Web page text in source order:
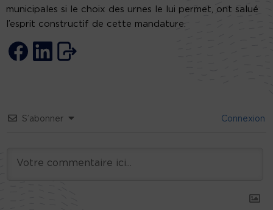
municipales si le choix des urnes le lui permet, ont salué
l’esprit constructif de cette mandature.
S’abonner Connexion